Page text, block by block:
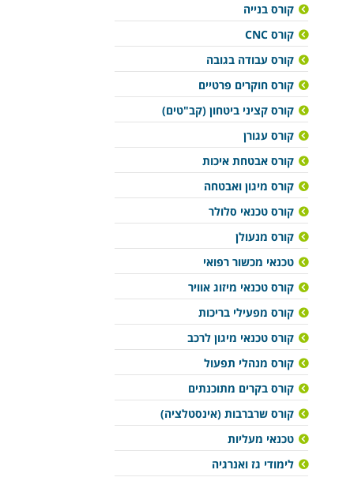
קורס בנייה
קורס CNC
קורס עבודה בגובה
קורס חוקרים פרטיים
קורס קציני ביטחון (קב"טים)
קורס עגורן
קורס אבטחת איכות
קורס מיגון ואבטחה
קורס טכנאי סלולר
קורס מנעולן
טכנאי מכשור רפואי
קורס טכנאי מיזוג אוויר
קורס מפעילי בריכות
קורס טכנאי מיגון לרכב
קורס מנהלי תפעול
קורס בקרים מתוכנתים
קורס שרברבות (אינסטלציה)
טכנאי מעליות
לימודי גז ואנרגיה